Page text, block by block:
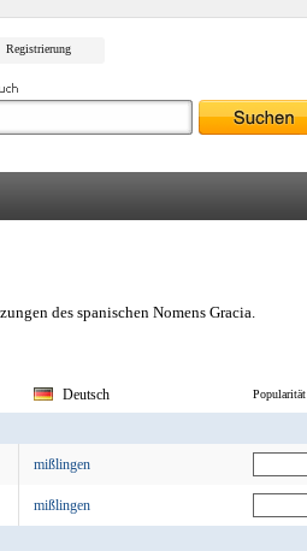
Registrierung
des spanischen Nomens Gracia.
Deutsch Popularität
mißlingen
mißlingen